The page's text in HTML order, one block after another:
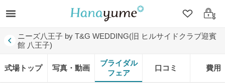
クリップ
ログ
ニーズ八王子 by T&G WEDDING(旧 ヒルサイドクラブ迎賓
館 八王子)
式場トップ 写真・動画
ブライダル
フェア
口コミ 費用